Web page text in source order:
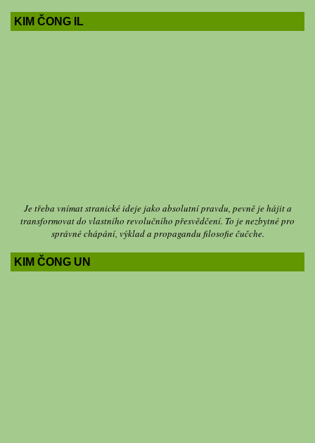
KIM ČONG IL
Je třeba vnímat stranické ideje jako absolutní pravdu, pevně je hájit a
transformovat do vlastního revolučního přesvědčení. To je nezbytné pro
správné chápání, výklad a propagandu filosofie čučche.
KIM ČONG UN